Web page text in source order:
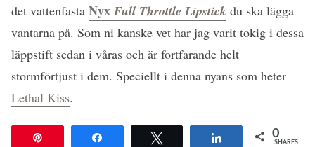
det vattenfasta Nyx Full Throttle Lipstick du ska lägga
vantarna på. Som ni kanske vet har jag varit tokig i dessa
läppstift sedan i våras och är fortfarande helt
stormförtjust i dem. Speciellt i denna nyans som heter
Lethal Kiss.
Share 0
SHARES